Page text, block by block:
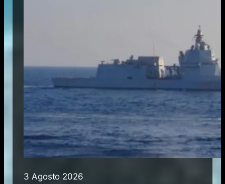
3 Agosto 2026